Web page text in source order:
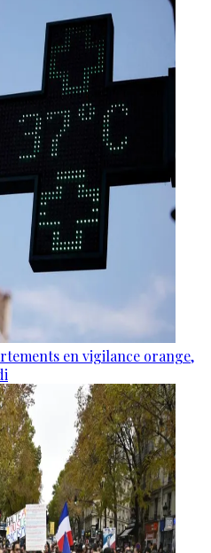
en vigilance orange,